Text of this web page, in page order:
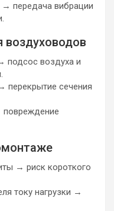
→ передача вибрации
подсос воздуха и
перекрытие сечения
повреждение
→ риск короткого
току нагрузки →